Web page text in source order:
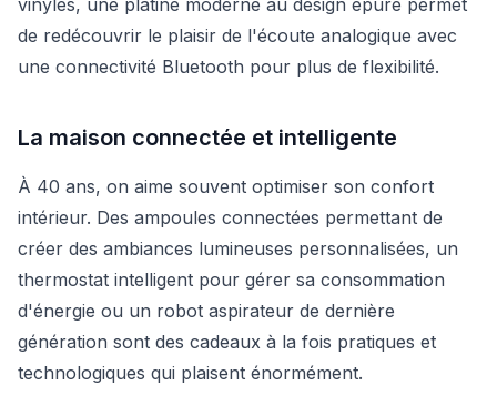
de redécouvrir le plaisir de l'écoute analogique avec
une connectivité Bluetooth pour plus de flexibilité.
La maison connectée et intelligente
À 40 ans, on aime souvent optimiser son confort
intérieur. Des ampoules connectées permettant de
créer des ambiances lumineuses personnalisées, un
thermostat intelligent pour gérer sa consommation
d'énergie ou un robot aspirateur de dernière
génération sont des cadeaux à la fois pratiques et
technologiques qui plaisent énormément.